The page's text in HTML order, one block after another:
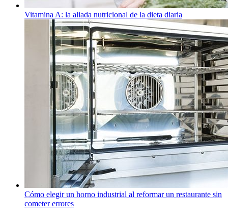
Vitamina A: la aliada nutricional de la dieta diaria
Cómo elegir un horno industrial al reformar un restaurante sin
cometer errores